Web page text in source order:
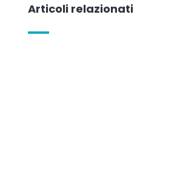
Articoli relazionati